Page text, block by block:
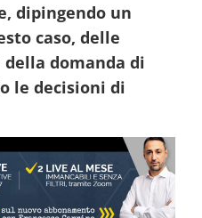
dipingendo un
caso, delle
domanda di
le decisioni di